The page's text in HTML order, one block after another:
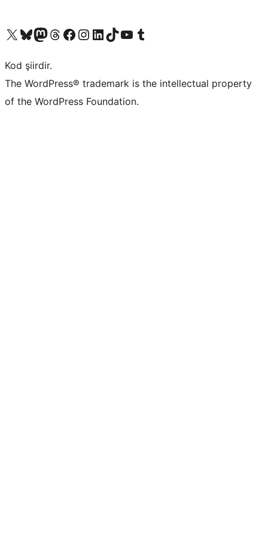
X (eski Twitter) hesabımıza bakın
Bluesky hesabımızı ziyaret edinMastodon hesabımızı ziyaret edinThreads hesabımızı ziyaret edinFacebook sayfamızı ziyaret edinInstagram hesabımızı ziyaret edinLinkedIn hesabımızı ziyaret edinTikTok hesabımızı ziyaret edinYouTube kanalımızı ziyaret edinTumblr hesabımızı ziyaret edin
Kod şiirdir.
The WordPress® trademark is the intellectual property
of the WordPress Foundation.